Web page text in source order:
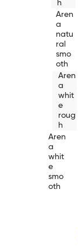
h
Aren
a
natu
ral
smo
oth
Aren
a
whit
e
roug
h
Aren
a
whit
e
smo
oth